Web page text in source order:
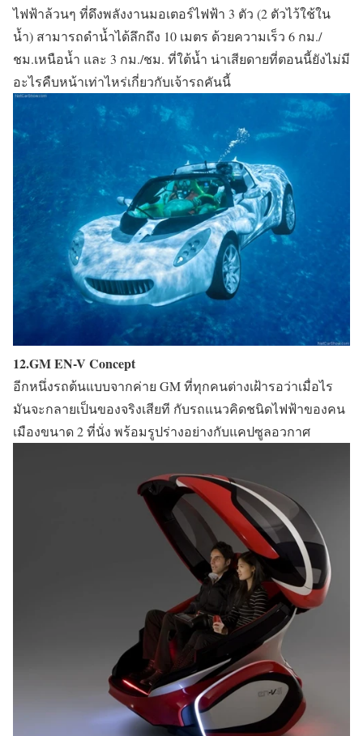
ไฟฟ้าล้วนๆ ที่ดึงพลังงานมอเตอร์ไฟฟ้า 3 ตัว (2 ตัวไว้ใช้ใน
น้ำ) สามารถดำน้ำได้ลึกถึง 10 เมตร ด้วยความเร็ว 6 กม./
ชม.เหนือน้ำ และ 3 กม./ชม. ที่ใต้น้ำ น่าเสียดายที่ตอนนี้ยังไม่มี
อะไรคืบหน้าเท่าไหร่เกี่ยวกับเจ้ารถคันนี้
12.GM EN-V Concept
อีกหนึ่งรถต้นแบบจากค่าย GM ที่ทุกคนต่างเฝ้ารอว่าเมื่อไร
มันจะกลายเป็นของจริงเสียที กับรถแนวคิดชนิดไฟฟ้าของคน
เมืองขนาด 2 ที่นั่ง พร้อมรูปร่างอย่างกับแคปซูลอวกาศ